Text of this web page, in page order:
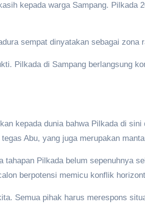
kepada warga Sampang.
sempat dinyatakan sebagai
Pilkada di Sampang berlangsung
kepada dunia bahwa Pilkada di
Abu, yang juga merupakan
tahapan Pilkada belum sepenuhnya
berpotensi memicu konflik
Semua pihak harus merespons